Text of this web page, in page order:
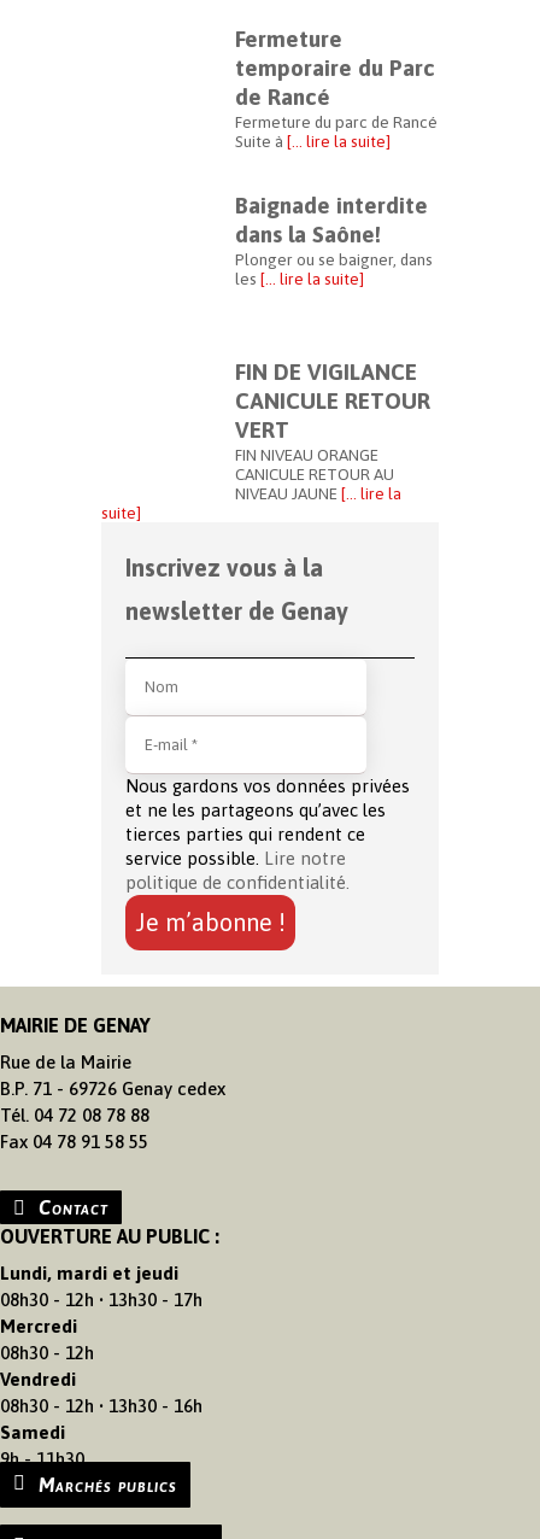
Fermeture
temporaire du Parc
de Rancé
Fermeture du parc de Rancé
Suite à[… lire la suite]
Baignade interdite
dans la Saône!
Plonger ou se baigner, dans
les[… lire la suite]
FIN DE VIGILANCE
CANICULE RETOUR
VERT
FIN NIVEAU ORANGE
CANICULE RETOUR AU
NIVEAU JAUNE [… lire la
suite]
Inscrivez vous à la
newsletter de Genay
Nous gardons vos données privées
et ne les partageons qu’avec les
tierces parties qui rendent ce
service possible. Lire notre
politique de confidentialité.
MAIRIE DE GENAY
Rue de la Mairie
B.P. 71 - 69726 Genay cedex
Tél. 04 72 08 78 88
Fax 04 78 91 58 55
Contact
OUVERTURE AU PUBLIC :
Lundi, mardi et jeudi
08h30 - 12h • 13h30 - 17h
Mercredi
08h30 - 12h
Vendredi
08h30 - 12h • 13h30 - 16h
Samedi
9h - 11h30
Marchés publics